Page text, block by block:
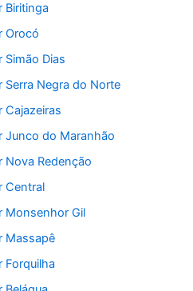
Biritinga
Orocó
Simão Dias
Serra Negra do Norte
Cajazeiras
Junco do Maranhão
Nova Redenção
Central
Monsenhor Gil
Massapê
Forquilha